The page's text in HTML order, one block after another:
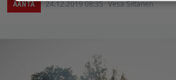
ÄÄNTÄ 24.12.2019 08:35 Vesa Siltanen